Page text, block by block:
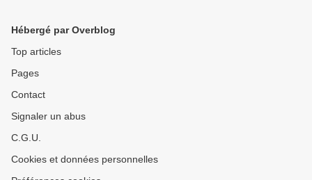
Hébergé par Overblog
Top articles
Pages
Contact
Signaler un abus
C.G.U.
Cookies et données personnelles